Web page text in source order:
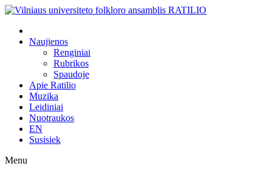
Naujienos
Renginiai
Rubrikos
Spaudoje
Apie Ratilio
Muzika
Leidiniai
Nuotraukos
EN
Susisiek
Menu